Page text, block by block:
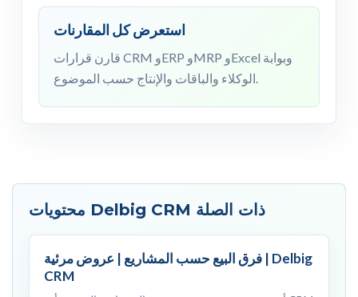
استعرض كل المقارنات
قارن قرارات CRM وERP وMRP وExcel وبوابة
الوكلاء والباقات والإنتاج حسب الموضوع.
محتويات Delbig CRM ذات الصلة
فرق البيع حسب المشاريع | عروض مرئية | Delbig
CRM